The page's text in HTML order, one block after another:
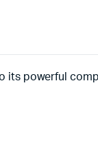
its powerful